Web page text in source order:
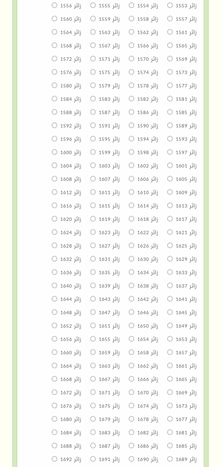
زائر 1553
زائر 1554 زائر 1555
زائر 1556
زائر 1557
زائر 1558 زائر 1559
زائر 1560
زائر 1561
زائر 1562 زائر 1563
زائر 1564
زائر 1565
زائر 1566 زائر 1567
زائر 1568
زائر 1569
زائر 1570 زائر 1571
زائر 1572
زائر 1573
زائر 1574 زائر 1575
زائر 1576
زائر 1577
زائر 1578 زائر 1579
زائر 1580
زائر 1581
زائر 1582 زائر 1583
زائر 1584
زائر 1585
زائر 1586 زائر 1587
زائر 1588
زائر 1589
زائر 1590 زائر 1591
زائر 1592
زائر 1593
زائر 1594 زائر 1595
زائر 1596
زائر 1597
زائر 1598 زائر 1599
زائر 1600
زائر 1601
زائر 1602 زائر 1603
زائر 1604
زائر 1605
زائر 1606 زائر 1607
زائر 1608
زائر 1609
زائر 1610 زائر 1611
زائر 1612
زائر 1613
زائر 1614 زائر 1615
زائر 1616
زائر 1617
زائر 1618 زائر 1619
زائر 1620
زائر 1621
زائر 1622 زائر 1623
زائر 1624
زائر 1625
زائر 1626 زائر 1627
زائر 1628
زائر 1629
زائر 1630 زائر 1631
زائر 1632
زائر 1633
زائر 1634 زائر 1635
زائر 1636
زائر 1637
زائر 1638 زائر 1639
زائر 1640
زائر 1641
زائر 1642 زائر 1643
زائر 1644
زائر 1645
زائر 1646 زائر 1647
زائر 1648
زائر 1649
زائر 1650 زائر 1651
زائر 1652
زائر 1653
زائر 1654 زائر 1655
زائر 1656
زائر 1657
زائر 1658 زائر 1659
زائر 1660
زائر 1661
زائر 1662 زائر 1663
زائر 1664
زائر 1665
زائر 1666 زائر 1667
زائر 1668
زائر 1669
زائر 1670 زائر 1671
زائر 1672
زائر 1673
زائر 1674 زائر 1675
زائر 1676
زائر 1677
زائر 1678 زائر 1679
زائر 1680
زائر 1681
زائر 1682 زائر 1683
زائر 1684
زائر 1685
زائر 1686 زائر 1687
زائر 1688
زائر 1689
زائر 1690 زائر 1691
زائر 1692